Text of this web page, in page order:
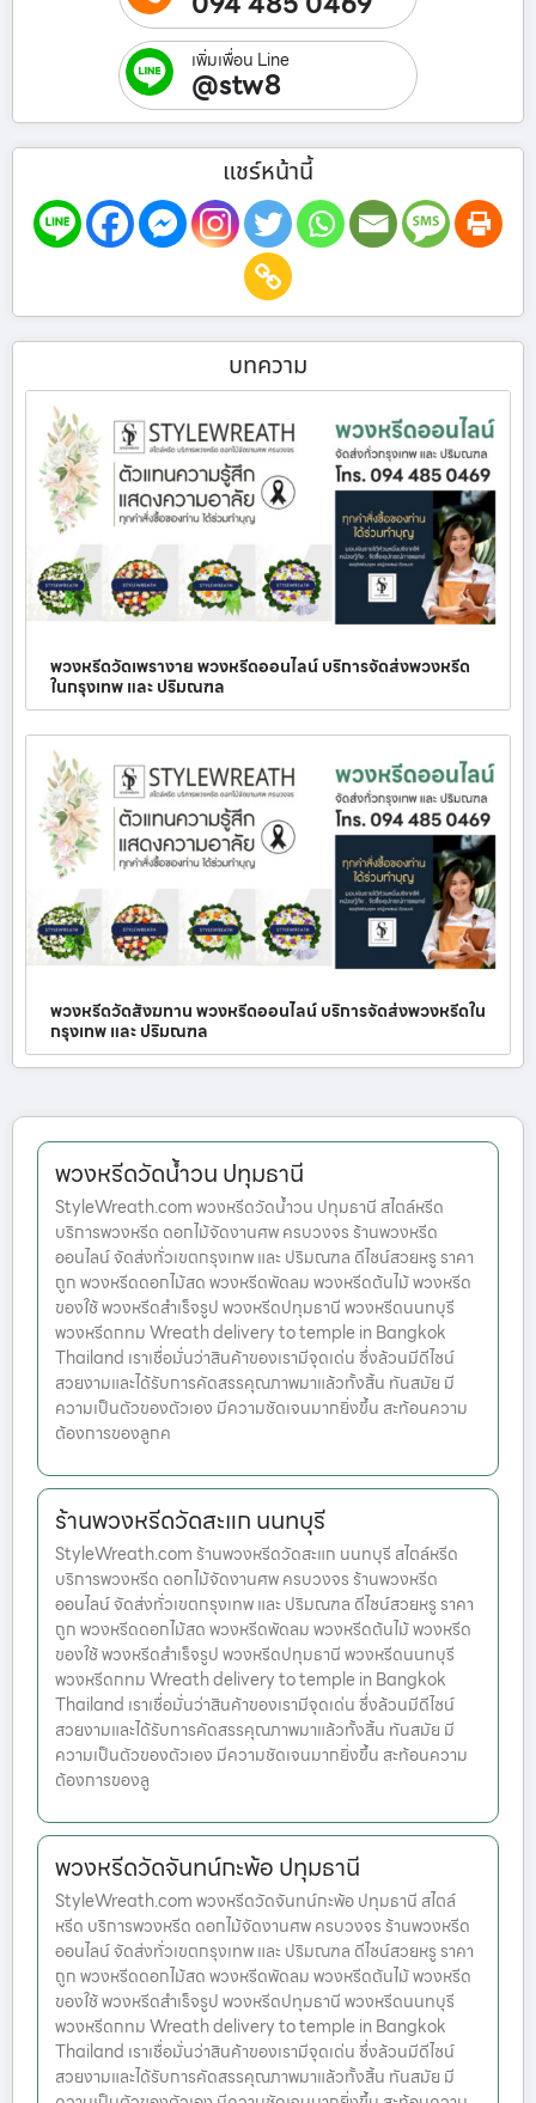
เพิ่มเพื่อน Line
@stw8
แชร์หน้านี้
บทความ
พวงหรีดวัดเพรางาย พวงหรีดออนไลน์ บริการจัดส่งพวงหรีด
ในกรุงเทพ และ ปริมณฑล
พวงหรีดวัดสังฆทาน พวงหรีดออนไลน์ บริการจัดส่งพวงหรีดใน
กรุงเทพ และ ปริมณฑล
พวงหรีดวัดน้ำวน ปทุมธานี
StyleWreath.com พวงหรีดวัดน้ำวน ปทุมธานี สไตล์หรีด
บริการพวงหรีด ดอกไม้จัดงานศพ ครบวงจร ร้านพวงหรีด
ออนไลน์ จัดส่งทั่วเขตกรุงเทพ และ ปริมณฑล ดีไซน์สวยหรู ราคา
ถูก พวงหรีดดอกไม้สด พวงหรีดพัดลม พวงหรีดต้นไม้ พวงหรีด
ของใช้ พวงหรีดสำเร็จรูป พวงหรีดปทุมธานี พวงหรีดนนทบุรี
พวงหรีดกทม Wreath delivery to temple in Bangkok
Thailand เราเชื่อมั่นว่าสินค้าของเรามีจุดเด่น ซึ่งล้วนมีดีไซน์
สวยงามและได้รับการคัดสรรคุณภาพมาแล้วทั้งสิ้น ทันสมัย มี
ความเป็นตัวของตัวเอง มีความชัดเจนมากยิ่งขึ้น สะท้อนความ
ต้องการของลูกค
ร้านพวงหรีดวัดสะแก นนทบุรี
StyleWreath.com ร้านพวงหรีดวัดสะแก นนทบุรี สไตล์หรีด
บริการพวงหรีด ดอกไม้จัดงานศพ ครบวงจร ร้านพวงหรีด
ออนไลน์ จัดส่งทั่วเขตกรุงเทพ และ ปริมณฑล ดีไซน์สวยหรู ราคา
ถูก พวงหรีดดอกไม้สด พวงหรีดพัดลม พวงหรีดต้นไม้ พวงหรีด
ของใช้ พวงหรีดสำเร็จรูป พวงหรีดปทุมธานี พวงหรีดนนทบุรี
พวงหรีดกทม Wreath delivery to temple in Bangkok
Thailand เราเชื่อมั่นว่าสินค้าของเรามีจุดเด่น ซึ่งล้วนมีดีไซน์
สวยงามและได้รับการคัดสรรคุณภาพมาแล้วทั้งสิ้น ทันสมัย มี
ความเป็นตัวของตัวเอง มีความชัดเจนมากยิ่งขึ้น สะท้อนความ
ต้องการของลู
พวงหรีดวัดจันทน์กะพ้อ ปทุมธานี
StyleWreath.com พวงหรีดวัดจันทน์กะพ้อ ปทุมธานี สไตล์
หรีด บริการพวงหรีด ดอกไม้จัดงานศพ ครบวงจร ร้านพวงหรีด
ออนไลน์ จัดส่งทั่วเขตกรุงเทพ และ ปริมณฑล ดีไซน์สวยหรู ราคา
ถูก พวงหรีดดอกไม้สด พวงหรีดพัดลม พวงหรีดต้นไม้ พวงหรีด
ของใช้ พวงหรีดสำเร็จรูป พวงหรีดปทุมธานี พวงหรีดนนทบุรี
พวงหรีดกทม Wreath delivery to temple in Bangkok
Thailand เราเชื่อมั่นว่าสินค้าของเรามีจุดเด่น ซึ่งล้วนมีดีไซน์
สวยงามและได้รับการคัดสรรคุณภาพมาแล้วทั้งสิ้น ทันสมัย มี